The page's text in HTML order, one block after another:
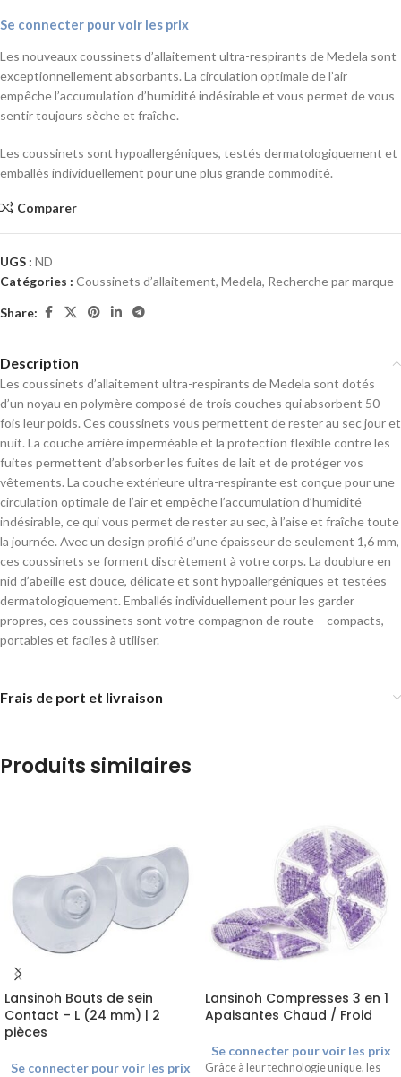
Se connecter pour voir les prix
Les nouveaux coussinets d’allaitement ultra-respirants de Medela sont
exceptionnellement absorbants. La circulation optimale de l’air
empêche l’accumulation d’humidité indésirable et vous permet de vous
sentir toujours sèche et fraîche.
Les coussinets sont hypoallergéniques, testés dermatologiquement et
emballés individuellement pour une plus grande commodité.
Comparer
UGS : ND
Catégories : Coussinets d’allaitement, Medela, Recherche par marque
Share:
Description
Les coussinets d’allaitement ultra-respirants de Medela sont dotés
d’un noyau en polymère composé de trois couches qui absorbent 50
fois leur poids. Ces coussinets vous permettent de rester au sec jour et
nuit. La couche arrière imperméable et la protection flexible contre les
fuites permettent d’absorber les fuites de lait et de protéger vos
vêtements. La couche extérieure ultra-respirante est conçue pour une
circulation optimale de l’air et empêche l’accumulation d’humidité
indésirable, ce qui vous permet de rester au sec, à l’aise et fraîche toute
la journée. Avec un design profilé d’une épaisseur de seulement 1,6 mm,
ces coussinets se forment discrètement à votre corps. La doublure en
nid d’abeille est douce, délicate et sont hypoallergéniques et testées
dermatologiquement. Emballés individuellement pour les garder
propres, ces coussinets sont votre compagnon de route – compacts,
portables et faciles à utiliser.
Frais de port et livraison
Produits similaires
Lansinoh Bouts de sein
Contact – L (24 mm) | 2
pièces
Se connecter pour voir les prix
Lansinoh Compresses 3 en 1
Apaisantes Chaud / Froid
Se connecter pour voir les prix
Grâce à leur technologie unique, les